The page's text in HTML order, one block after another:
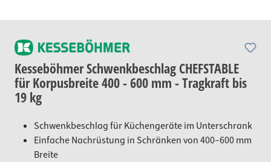
Kesseböhmer Schwenkbeschlag CHEFSTABLE
für Korpusbreite 400 - 600 mm - Tragkraft bis
19 kg
Schwenkbeschlag für Küchengeräte im Unterschrank
Einfache Nachrüstung in Schränken von 400–600 mm
Breite